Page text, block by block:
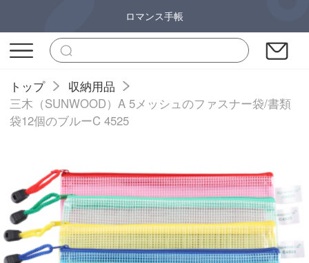
ロマンス手帳
トップ
収納用品
三木（SUNWOOD）A 5メッシュのファスナー袋/書類
袋12個のブルーC 4525